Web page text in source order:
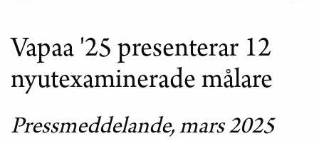
MÅLARE
Vapaa '25 presenterar 12
nyutexaminerade målare
Pressmeddelande, mars 2025